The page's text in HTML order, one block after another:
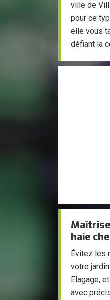
ville de
pour ce
elle vous
défiant la
haie
Évitez les
votre
Elagage,
avec